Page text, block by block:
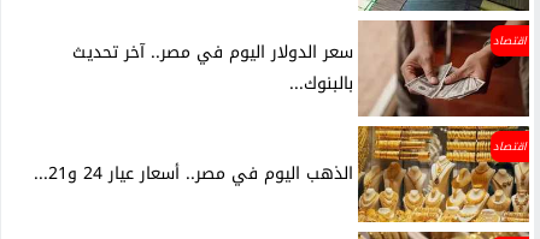
اقتصاد
سعر الدولار اليوم في مصر.. آخر تحديث
بالبنوك...
اقتصاد
الذهب اليوم في مصر.. أسعار عيار 24 و21...